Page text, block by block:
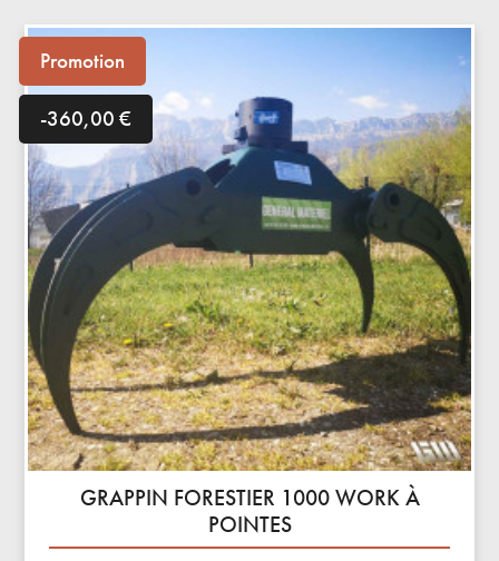
GRAPPIN FORESTIER 1000 WORK À
POINTES
Promotion
-360,00 €